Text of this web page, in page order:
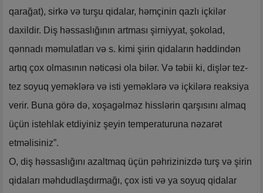
qarağat), sirkə və turşu qidalar, həmçinin qazlı içkilər
daxildir. Diş həssaslığının artması şirniyyat, şokolad,
qənnadı məmulatları və s. kimi şirin qidaların həddindən
artıq çox olmasının nəticəsi ola bilər. Və təbii ki, dişlər tez-
tez soyuq yeməklərə və isti yeməklərə və içkilərə reaksiya
verir. Buna görə də, xoşagəlməz hisslərin qarşısını almaq
üçün istehlak etdiyiniz şeyin temperaturuna nəzarət
etməlisiniz”.
O, diş həssaslığını azaltmaq üçün pəhrizinizdə turş və şirin
qidaları məhdudlaşdırmağı, çox isti və ya soyuq qidalar